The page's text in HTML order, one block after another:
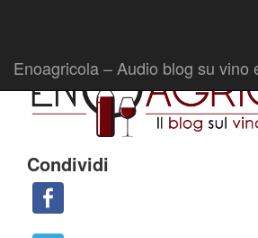
Enoagricola – Audio blog su vino
Condividi